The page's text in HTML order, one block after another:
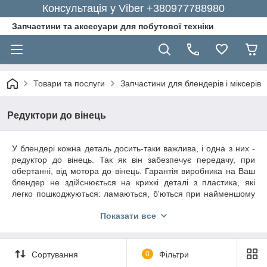
Консультація у Viber +380977788980
Запчастини та аксесуари для побутової техніки
Товари та послуги Запчастини для блендерів і міксерів
Редуктори до вінець
У блендері кожна деталь досить-таки важлива, і одна з них -
редуктор до вінець. Так як він забезпечує передачу, при
обертанні, від мотора до вінець. Гарантія виробника на Ваш
блендер не здійснюється на крихкі деталі з пластика, які
легко пошкоджуються: ламаються, б'ються при найменшому
техніки відмовляють у подібної допомоги.
Редуктор до вінець блендера
Показати все
Сортування 0 Фільтри